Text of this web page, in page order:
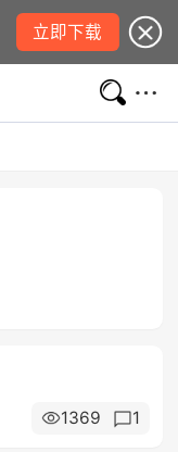
立即下载
1369 1